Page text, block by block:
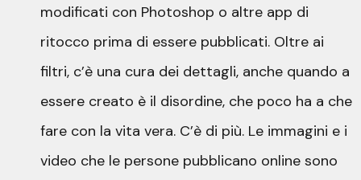
modificati con Photoshop o altre app di
ritocco prima di essere pubblicati. Oltre ai
filtri, c’è una cura dei dettagli, anche quando a
essere creato è il disordine, che poco ha a che
fare con la vita vera. C’è di più. Le immagini e i
video che le persone pubblicano online sono